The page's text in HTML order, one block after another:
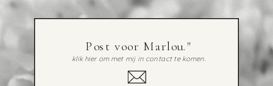
Post voor Marlou."
klik hier om met mij in contact te komen.